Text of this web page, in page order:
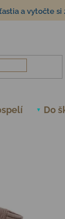
a vytočte si
Do